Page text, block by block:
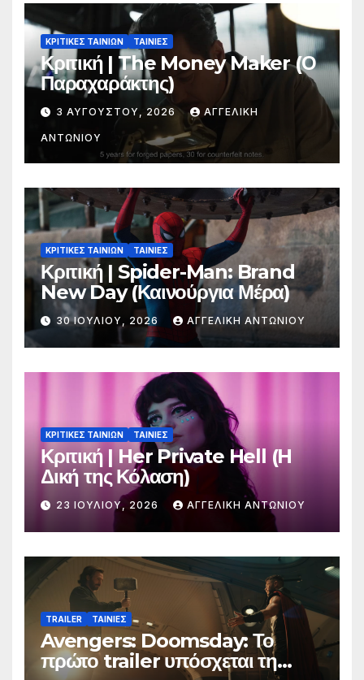
ΚΡΙΤΙΚΕΣ ΤΑΙΝΙΩΝ ΤΑΙΝΙΕΣ
Κριτική | The Money Maker (Ο
Παραχαράκτης)
3 ΑΥΓΟΎΣΤΟΥ, 2026 ΑΓΓΕΛΙΚΉ
ΑΝΤΩΝΊΟΥ
ΚΡΙΤΙΚΕΣ ΤΑΙΝΙΩΝ ΤΑΙΝΙΕΣ
Κριτική | Spider-Man: Brand
New Day (Καινούργια Μέρα)
30 ΙΟΥΛΊΟΥ, 2026 ΑΓΓΕΛΙΚΉ ΑΝΤΩΝΊΟΥ
ΚΡΙΤΙΚΕΣ ΤΑΙΝΙΩΝ ΤΑΙΝΙΕΣ
Κριτική | Her Private Hell (H
Δική της Κόλαση)
23 ΙΟΥΛΊΟΥ, 2026 ΑΓΓΕΛΙΚΉ ΑΝΤΩΝΊΟΥ
TRAILER ΤΑΙΝΙΕΣ
Avengers: Doomsday: Το
πρώτο trailer υπόσχεται τη